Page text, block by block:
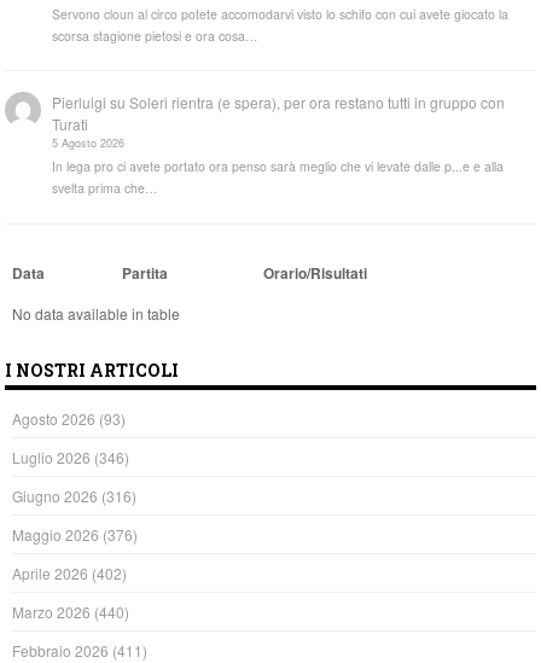
Servono cloun al circo potete accomodarvi visto lo schifo con cui avete giocato la
scorsa stagione pietosi e ora cosa…
Pierluigi suSoleri rientra (e spera), per ora restano tutti in gruppo con
Turati
5 Agosto 2026
In lega pro ci avete portato ora penso sarà meglio che vi levate dalle p...e e alla
svelta prima che…
Data Partita Orario/Risultati
No data available in table
I NOSTRI ARTICOLI
Agosto 2026 (93)
Luglio 2026 (346)
Giugno 2026 (316)
Maggio 2026 (376)
Aprile 2026 (402)
Marzo 2026 (440)
Febbraio 2026 (411)